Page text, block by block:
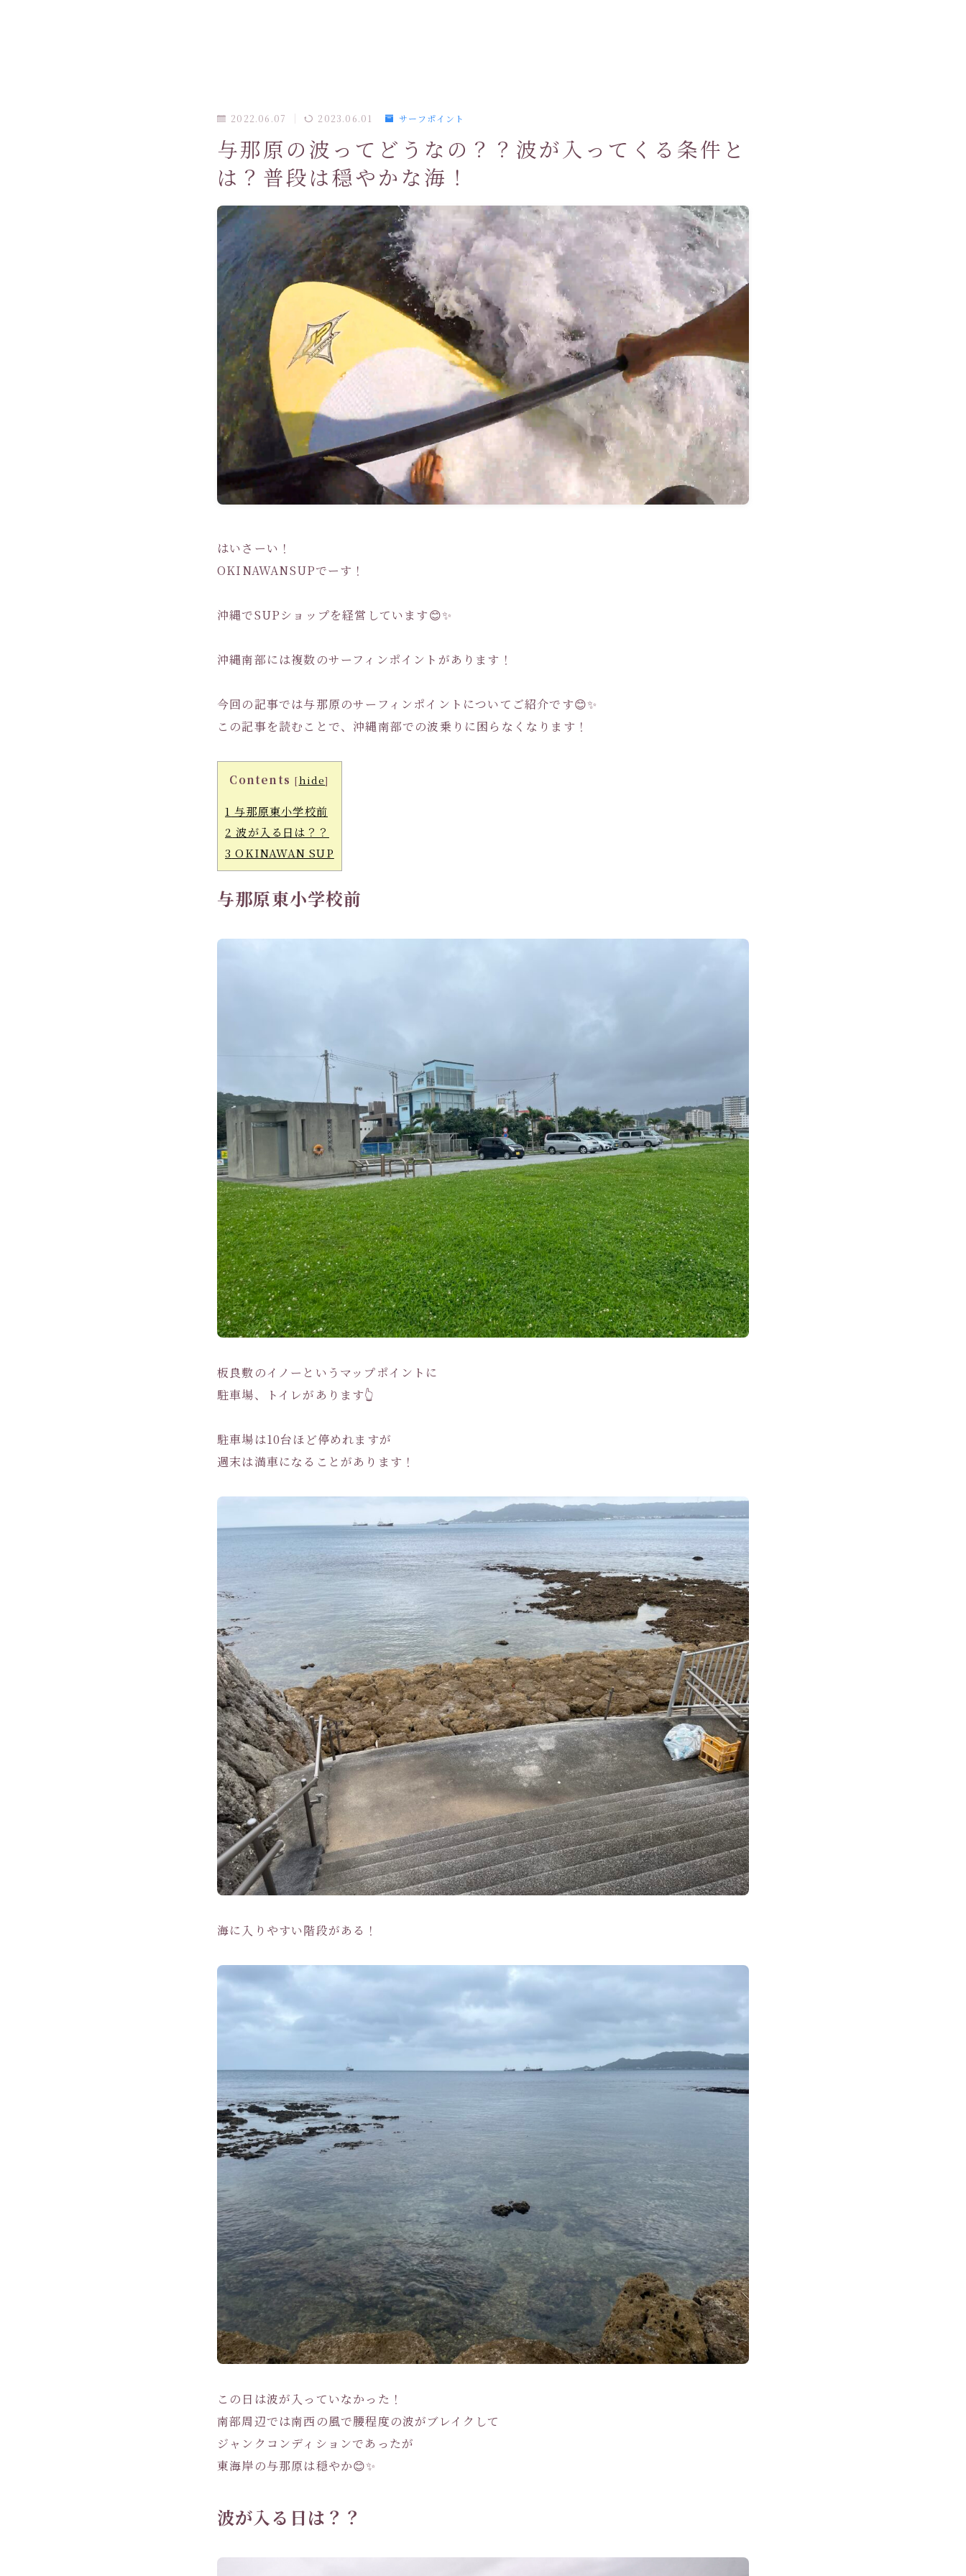
2022.06.07 2023.06.01 サーフポイント
与那原の波ってどうなの？？波が入ってくる条件と
は？普段は穏やかな海！
はいさーい！
OKINAWANSUPでーす！
沖縄でSUPショップを経営しています😊✨
沖縄南部には複数のサーフィンポイントがあります！
今回の記事では与那原のサーフィンポイントについてご紹介です😊✨
この記事を読むことで、沖縄南部での波乗りに困らなくなります！
Contents [hide]
1 与那原東小学校前
2 波が入る日は？？
3 OKINAWAN SUP
与那原東小学校前
板良敷のイノーというマップポイントに
駐車場、トイレがあります👆
駐車場は10台ほど停めれますが
週末は満車になることがあります！
海に入りやすい階段がある！
この日は波が入っていなかった！
南部周辺では南西の風で腰程度の波がブレイクして
ジャンクコンディションであったが
東海岸の与那原は穏やか😊✨
波が入る日は？？